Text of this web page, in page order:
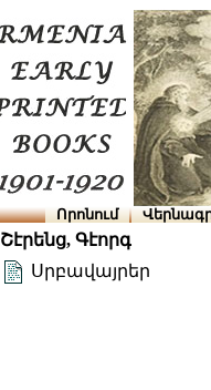
Որոնում
Շէրենց, Գէորգ
Սրբավայրեր